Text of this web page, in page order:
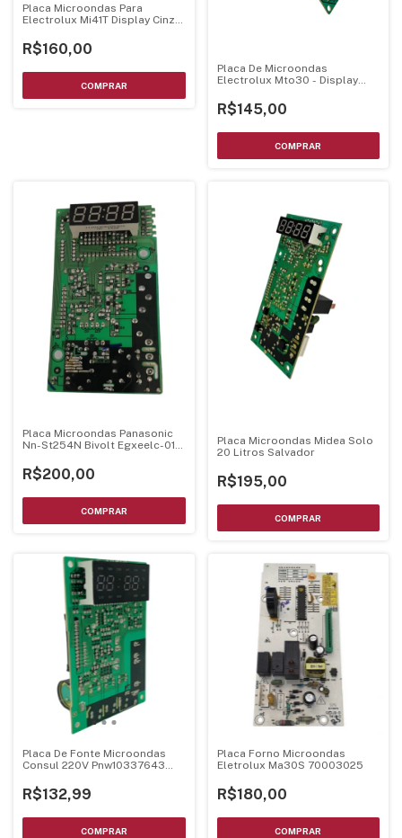
Placa Microondas Para
Electrolux Mi41T Display Cinza
R$160,00
Placa De Microondas
Electrolux Mto30 - Display
R$145,00
Placa Microondas Panasonic
Nn-St254N Bivolt Egxeelc-01-
R$200,00
Placa Microondas Midea Solo
20 Litros Salvador
R$195,00
Placa De Fonte Microondas
Consul 220V Pnw10337643
R$132,99
Placa Forno Microondas
Eletrolux Ma30S 70003025
R$180,00